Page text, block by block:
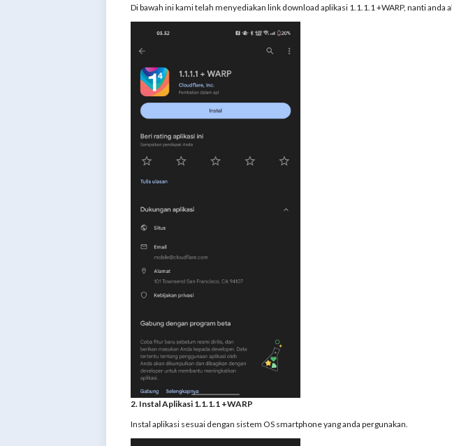
Di bawah ini kami telah menyediakan link download aplikasi 1.1.1.1 +WARP, nanti
2. Instal Aplikasi 1.1.1.1 +WARP
Instal aplikasi sesuai dengan sistem OS smartphone yang anda pergunakan.